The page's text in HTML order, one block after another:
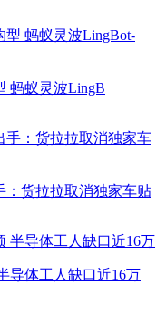
蚂蚁灵波LingB
：货拉拉取消独家车贴
导体工人缺口近16万